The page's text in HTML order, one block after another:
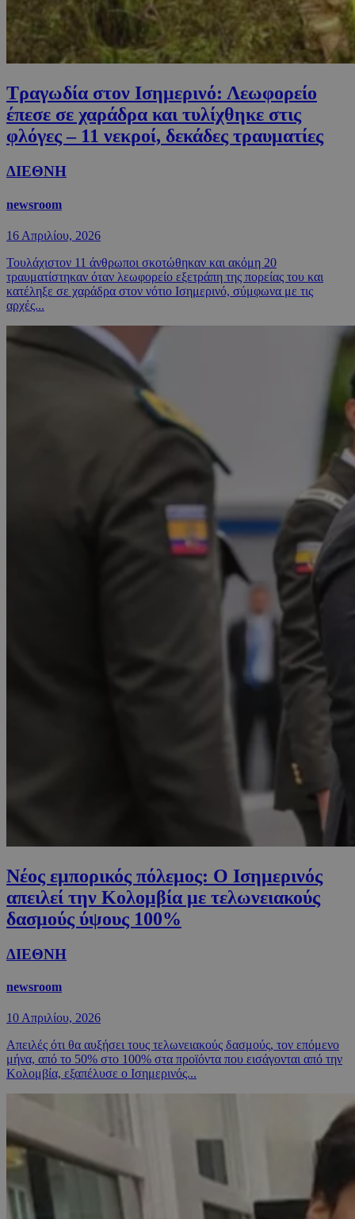
Τραγωδία στον Ισημερινό: Λεωφορείο
έπεσε σε χαράδρα και τυλίχθηκε στις
φλόγες – 11 νεκροί, δεκάδες τραυματίες
ΔΙΕΘΝΗ
newsroom
16 Απριλίου, 2026
Τουλάχιστον 11 άνθρωποι σκοτώθηκαν και ακόμη 20
τραυματίστηκαν όταν λεωφορείο εξετράπη της πορείας του και
κατέληξε σε χαράδρα στον νότιο Ισημερινό, σύμφωνα με τις
αρχές...
Νέος εμπορικός πόλεμος: Ο Ισημερινός
απειλεί την Κολομβία με τελωνειακούς
δασμούς ύψους 100%
ΔΙΕΘΝΗ
newsroom
10 Απριλίου, 2026
Απειλές ότι θα αυξήσει τους τελωνειακούς δασμούς, τον επόμενο
μήνα, από το 50% στο 100% στα προϊόντα που εισάγονται από την
Κολομβία, εξαπέλυσε ο Ισημερινός...